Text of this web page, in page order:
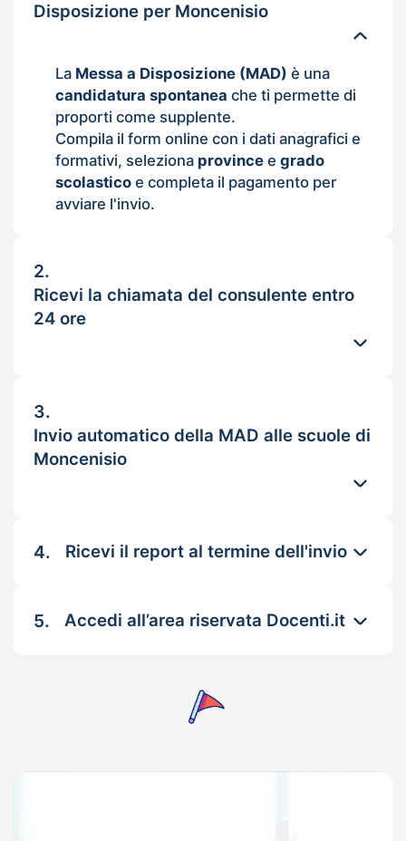
Disposizione per Moncenisio
La Messa a Disposizione (MAD) è una
candidatura spontanea che ti permette di
proporti come supplente.
Compila il form online con i dati anagrafici e
formativi, seleziona provincee grado
scolasticoe completa il pagamento per
avviare l'invio.
2.
Ricevi la chiamata del consulente entro
24 ore
3.
Invio automatico della MAD alle scuole di
Moncenisio
4. Ricevi il report al termine dell'invio
5. Accedi all’area riservata Docenti.it